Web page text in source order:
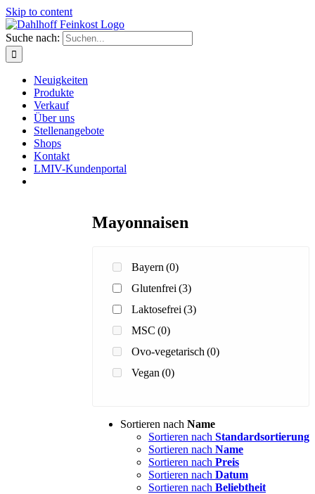
Skip to content
Suche nach:
Neuigkeiten
Produkte
Verkauf
Über uns
Stellenangebote
Shops
Kontakt
LMIV-Kundenportal
Mayonnaisen
Bayern (0)
Glutenfrei (3)
Laktosefrei (3)
MSC (0)
Ovo-vegetarisch (0)
Vegan (0)
Sortieren nach Name
Sortieren nach Standardsortierung
Sortieren nach Name
Sortieren nach Preis
Sortieren nach Datum
Sortieren nach Beliebtheit